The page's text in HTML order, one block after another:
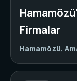
Firmalar
Hamamözü,